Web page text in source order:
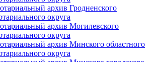
архив Гродненского
округа
архив Могилевского
округа
архив Минского областного
округа